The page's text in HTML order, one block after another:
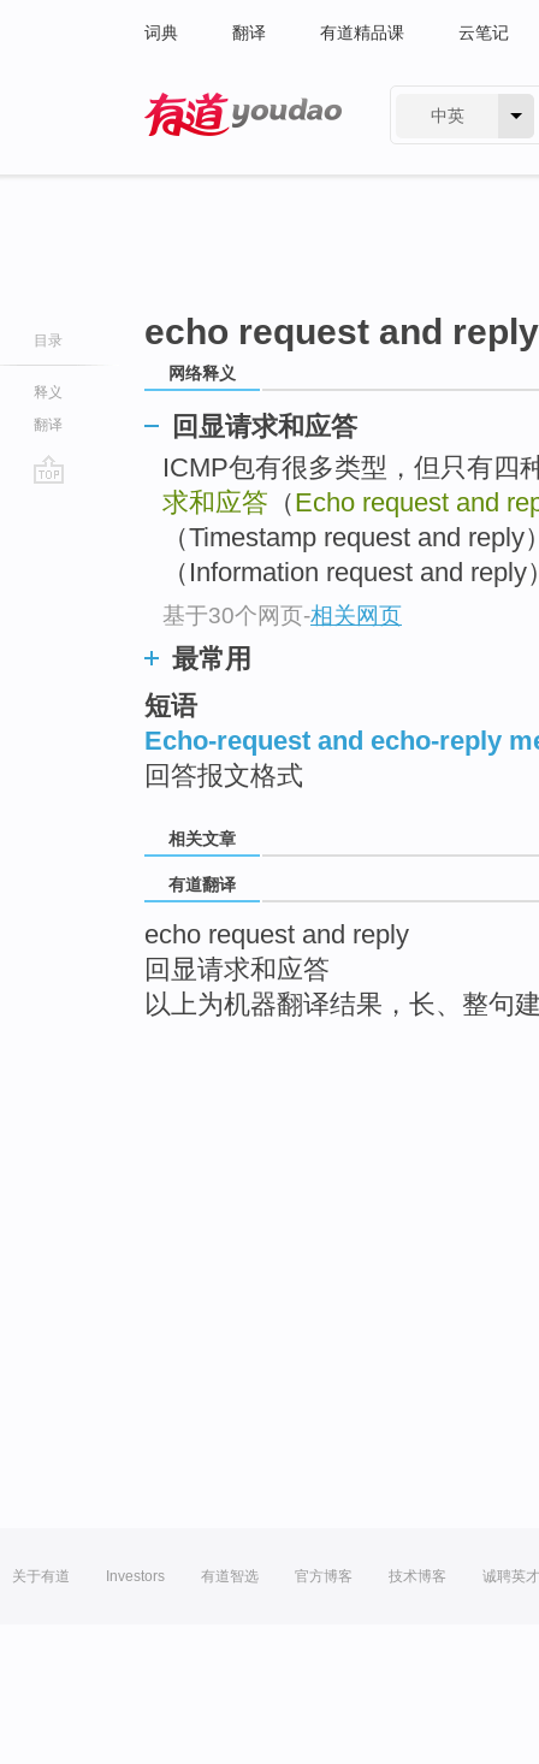
词典 翻译 有道精品课 云笔记
中英
目录
释义
翻译
echo request and reply
网络释义
回显请求和应答
ICMP包有很多类型，但只有四
求和应答 （Echo request and
（Timestamp request and
（Information request and
基于30个网页-相关网页
最常用
短语
Echo-request and echo-reply
回答报文格式
相关文章
有道翻译
echo request and reply
回显请求和应答
以上为机器翻译结果，长、整句
关于有道 Investors 有道智选 官方博客 技术博客 诚聘英才